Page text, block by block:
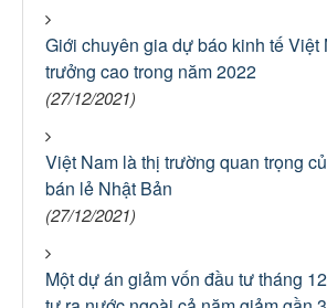
Giới chuyên gia dự báo kinh tế Việt
trưởng cao trong năm 2022
(27/12/2021)
Việt Nam là thị trường quan trọng
bán lẻ Nhật Bản
(27/12/2021)
Một dự án giảm vốn đầu tư tháng